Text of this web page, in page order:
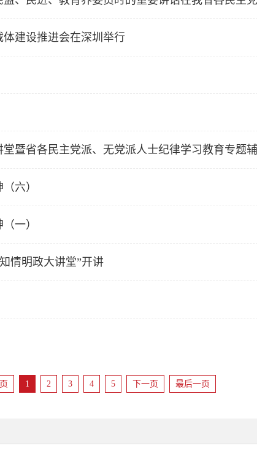
建设推进会在深圳举行
暨省各民主党派、无党派人士纪律学习教育专题
六）
一）
情明政大讲堂”开讲
1 2 3 4 5 下一页 最后一页